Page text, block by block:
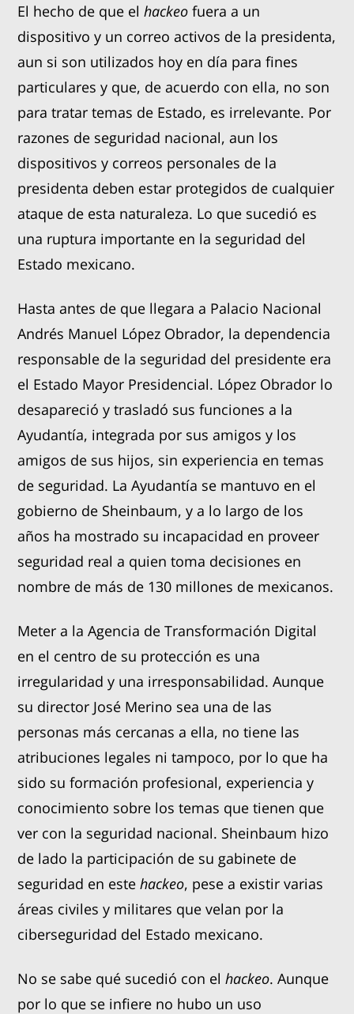
El hecho de que elhackeo fuera a un
dispositivo y un correo activos de la presidenta,
aun si son utilizados hoy en día para fines
particulares y que, de acuerdo con ella, no son
para tratar temas de Estado, es irrelevante. Por
razones de seguridad nacional, aun los
dispositivos y correos personales de la
presidenta deben estar protegidos de cualquier
ataque de esta naturaleza. Lo que sucedió es
una ruptura importante en la seguridad del
Estado mexicano.
Hasta antes de que llegara a Palacio Nacional
Andrés Manuel López Obrador, la dependencia
responsable de la seguridad del presidente era
el Estado Mayor Presidencial. López Obrador lo
desapareció y trasladó sus funciones a la
Ayudantía, integrada por sus amigos y los
amigos de sus hijos, sin experiencia en temas
de seguridad. La Ayudantía se mantuvo en el
gobierno de Sheinbaum, y a lo largo de los
años ha mostrado su incapacidad en proveer
seguridad real a quien toma decisiones en
nombre de más de 130 millones de mexicanos.
Meter a la Agencia de Transformación Digital
en el centro de su protección es una
irregularidad y una irresponsabilidad. Aunque
su director José Merino sea una de las
personas más cercanas a ella, no tiene las
atribuciones legales ni tampoco, por lo que ha
sido su formación profesional, experiencia y
conocimiento sobre los temas que tienen que
ver con la seguridad nacional. Sheinbaum hizo
de lado la participación de su gabinete de
seguridad en estehackeo, pese a existir varias
áreas civiles y militares que velan por la
ciberseguridad del Estado mexicano.
No se sabe qué sucedió con elhackeo. Aunque
por lo que se infiere no hubo un uso